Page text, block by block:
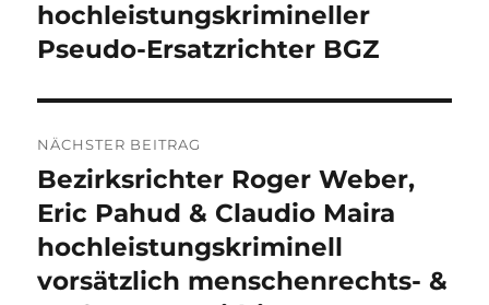
hochleistungskrimineller
Pseudo-Ersatzrichter BGZ
NÄCHSTER BEITRAG
Nächster
Beitrag:
Bezirksrichter Roger Weber,
Eric Pahud & Claudio Maira
hochleistungskriminell
vorsätzlich menschenrechts- &